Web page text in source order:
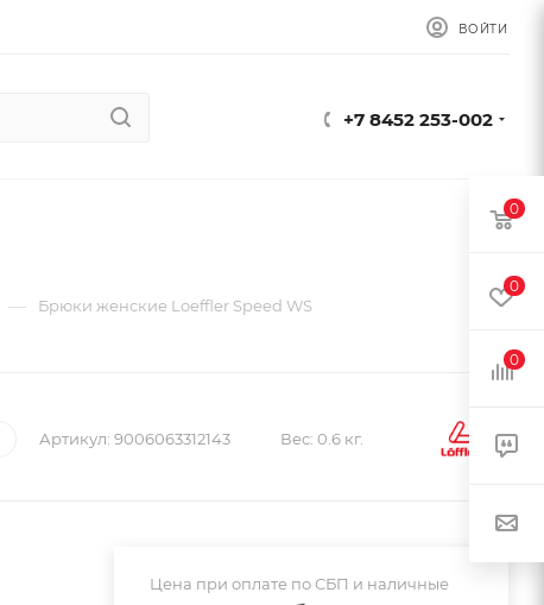
ВОЙТИ
+7 8452 253-002
— Брюки женские Loeffler Speed WS
Артикул: 9006063312143 Вес: 0.6 кг.
Цена при оплате по СБП и наличные
0
0
0